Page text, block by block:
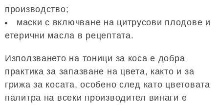
производство;
маски с включване на цитрусови плодове и
етерични масла в рецептата.
Използването на тоници за коса е добра
практика за запазване на цвета, както и за
грижа за косата, особено след като цветовата
палитра на всеки производител винаги е